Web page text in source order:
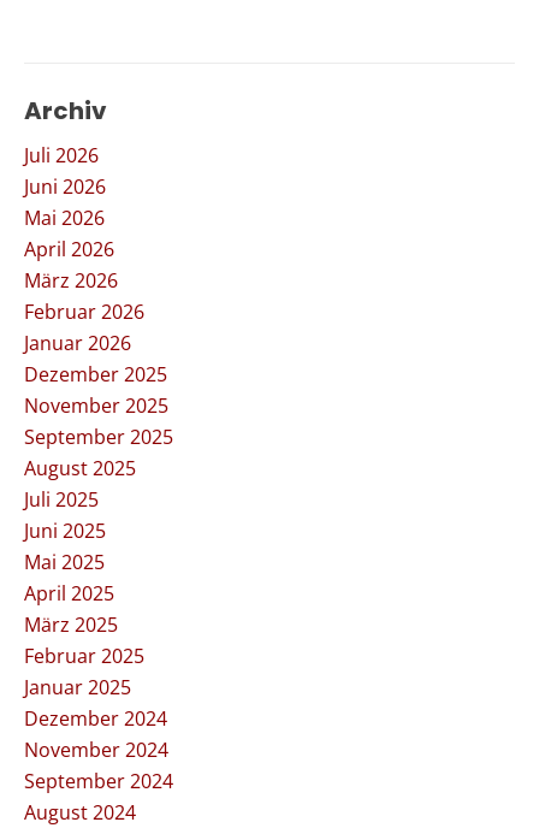
Archiv
Juli 2026
Juni 2026
Mai 2026
April 2026
März 2026
Februar 2026
Januar 2026
Dezember 2025
November 2025
September 2025
August 2025
Juli 2025
Juni 2025
Mai 2025
April 2025
März 2025
Februar 2025
Januar 2025
Dezember 2024
November 2024
September 2024
August 2024